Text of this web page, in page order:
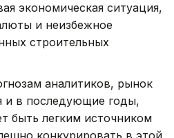
экономическая ситуация,
и неизбежное
строительных
аналитиков, рынок
и в последующие годы,
быть легким источником